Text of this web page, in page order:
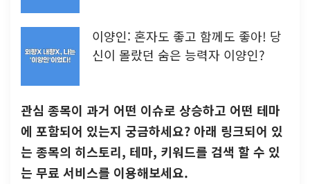
이양인: 혼자도 좋고 함께도 좋아! 당
신이 몰랐던 숨은 능력자 이양인?
관심 종목이 과거 어떤 이슈로 상승하고 어떤 테마
에 포함되어 있는지 궁금하세요? 아래 링크되어 있
는 종목의 히스토리, 테마, 키워드를 검색 할 수 있
는 무료 서비스를 이용해보세요.